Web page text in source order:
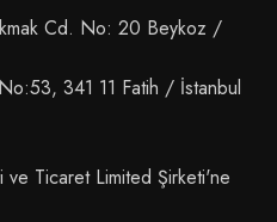
Cd. No: 20 Beykoz /
341 11 Fatih / İstanbul
ve Ticaret Limited Şirketi'ne